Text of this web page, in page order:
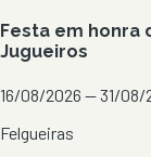
Festa em honra
Jugueiros
16/08/2026 — 31/08/
Felgueiras